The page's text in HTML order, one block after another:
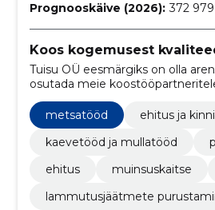
Prognooskäive (2026): 372
Koos kogemusest
Tuisu OÜ eesmärgiks on olla
osutada meie
teenust pinnasetööde, ehituse ja
valdkonnas.
metsatööd
ehitus ja
kaevetööd ja mullatööd
ehitus
muinsuskaitse